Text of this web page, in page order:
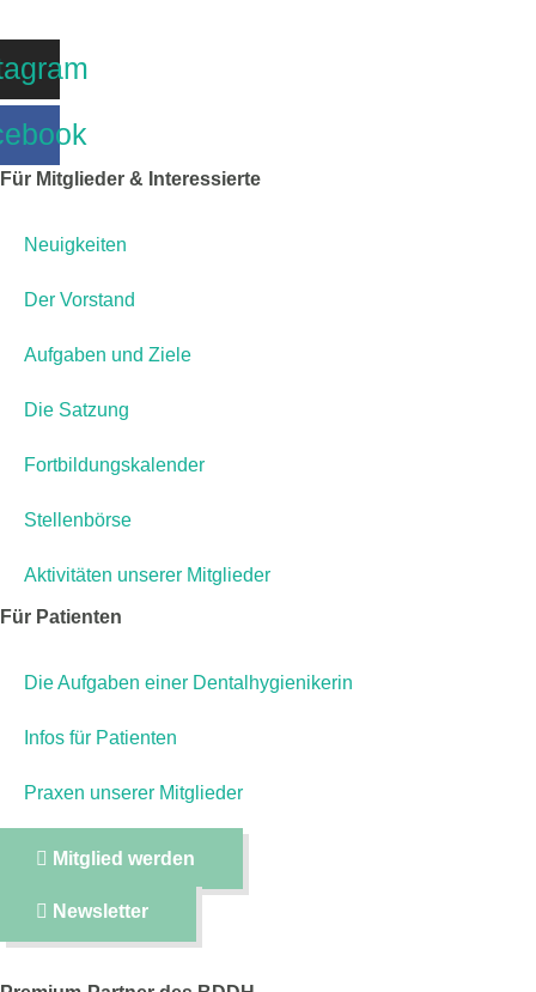
Für Mitglieder & Interessierte
Neuigkeiten
Der Vorstand
Aufgaben und Ziele
Die Satzung
Fortbildungskalender
Stellenbörse
Aktivitäten unserer Mitglieder
Für Patienten
Die Aufgaben einer Dentalhygienikerin
Infos für Patienten
Praxen unserer Mitglieder
Mitglied werden
Newsletter